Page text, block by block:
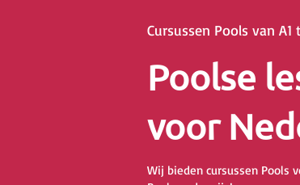
Cursussen Pools van A1
Poolse
voor
Wij bieden cursussen Pools